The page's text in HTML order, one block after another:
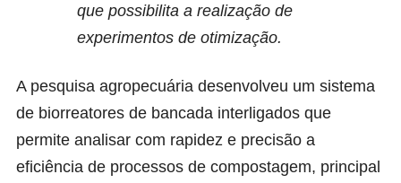
que possibilita a realização de
experimentos de otimização.
A pesquisa agropecuária desenvolveu um sistema
de biorreatores de bancada interligados que
permite analisar com rapidez e precisão a
eficiência de processos de compostagem, principal